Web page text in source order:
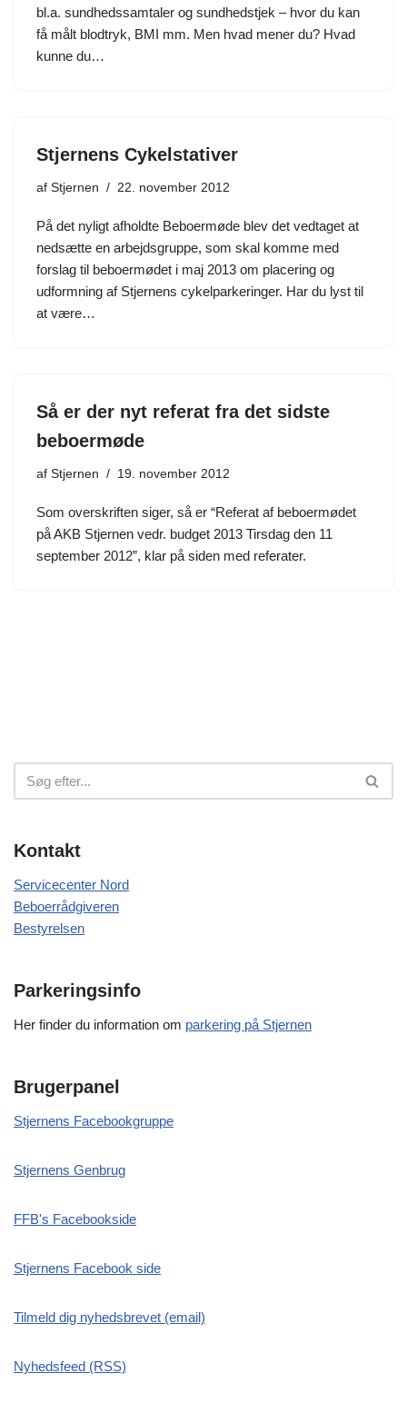
bl.a. sundhedssamtaler og sundhedstjek – hvor du kan
få målt blodtryk, BMI mm. Men hvad mener du? Hvad
kunne du…
Stjernens Cykelstativer
af Stjernen 22. november 2012
På det nyligt afholdte Beboermøde blev det vedtaget at
nedsætte en arbejdsgruppe, som skal komme med
forslag til beboermødet i maj 2013 om placering og
udformning af Stjernens cykelparkeringer. Har du lyst til
at være…
Så er der nyt referat fra det sidste
beboermøde
af Stjernen 19. november 2012
Som overskriften siger, så er “Referat af beboermødet
på AKB Stjernen vedr. budget 2013 Tirsdag den 11
september 2012”, klar på siden med referater.
Kontakt
Servicecenter Nord
Beboerrådgiveren
Bestyrelsen
Parkeringsinfo
Her finder du information om parkering på Stjernen
Brugerpanel
Stjernens Facebookgruppe
Stjernens Genbrug
FFB's Facebookside
Stjernens Facebook side
Tilmeld dig nyhedsbrevet (email)
Nyhedsfeed (RSS)